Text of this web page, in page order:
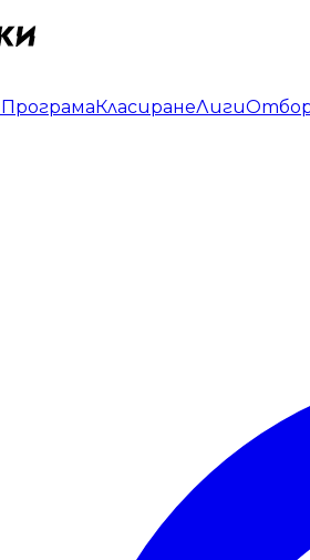
ПрограмаКласиранеЛиги